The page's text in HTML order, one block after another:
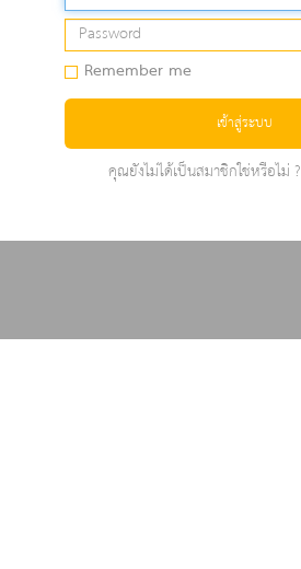
Remember me
เข้าสู่ระบบ
คุณยังไม่ได้เป็นสมาชิกใช่หรือไม่ ?